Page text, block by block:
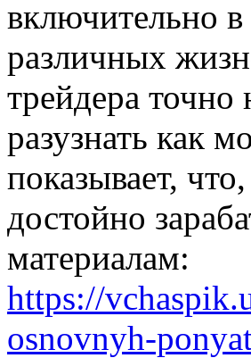
включительно
различных
трейдера
разузнать как
показывает,
достойно
материалам:
https://
osnovnyh-